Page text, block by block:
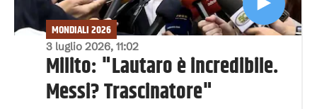
3 luglio 2026, 11:02
MONDIALI 2026
Milito: "Lautaro è incredibile.
Messi? Trascinatore"